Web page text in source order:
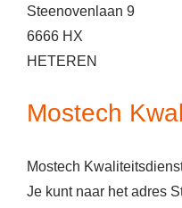
Steenovenlaan 9
6666 HX
HETEREN
Mostech
Mostech
Je kunt naar het adres